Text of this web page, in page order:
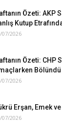
Özeti: AKP
Kutup
07/2026
Özeti: CHP
Bölündü
07/2026
Erşan, Emek
07/2026